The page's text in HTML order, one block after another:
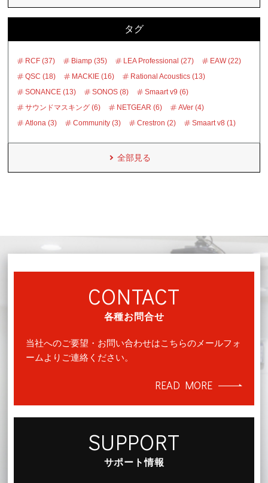
タグ
RCF (37) Biamp (35) LEA Professional (27)
EAW (22)
QSC (18)
MACKIE (16)
Rational Acoustics (13)
SONANCE (13)
SONOS (8)
Smaart v9 (6)
サウンドマスキング (6)
NETGEAR (6)
AVer (4)
Atlona (3)
Community (3) Crestron (2) Smaart v8 (1)
全部見る
CONTACT
各種お問合せ
当社へのご要望・お問い合わせはこちらのメールフォ
ームよりご連絡ください。
READ MORE
SUPPORT
サポート情報